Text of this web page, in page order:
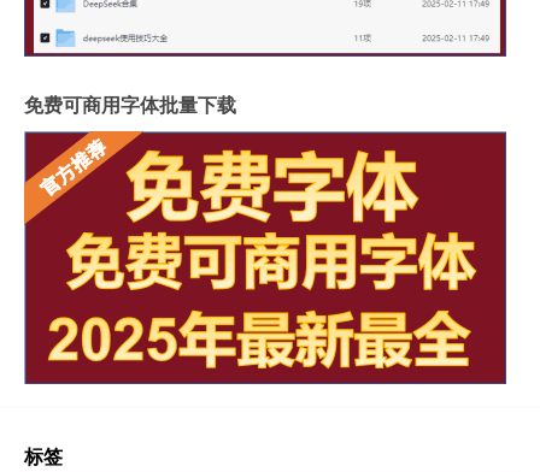
免费可商用字体批量下载
标签